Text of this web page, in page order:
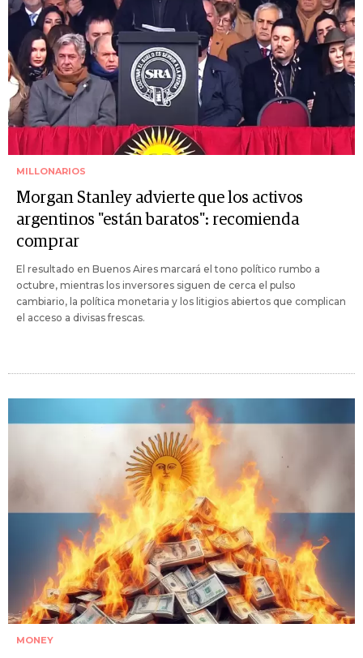
MILLONARIOS
Morgan Stanley advierte que los activos
argentinos "están baratos": recomienda
comprar
El resultado en Buenos Aires marcará el tono político rumbo a
octubre, mientras los inversores siguen de cerca el pulso
cambiario, la política monetaria y los litigios abiertos que complican
el acceso a divisas frescas.
MONEY